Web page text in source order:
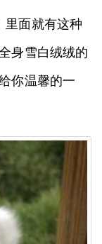
里面就有这种
身雪白绒绒的
你温馨的一